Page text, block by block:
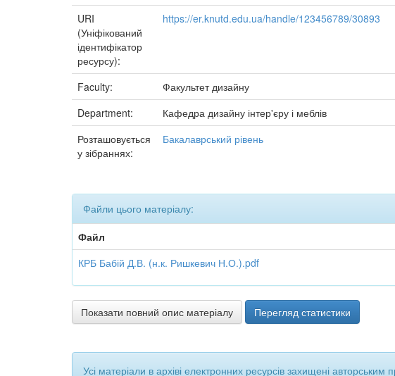
URI
(Уніфікований
ідентифікатор
ресурсу):
https://er.knutd.edu.ua/handle/123456789/30893
Faculty:
Факультет дизайну
Department:
Кафедра дизайну інтер'єру і меблів
Розташовується
у зібраннях:
Бакалаврський рівень
Файли цього матеріалу:
Файл
КРБ Бабій Д.В. (н.к. Ришкевич Н.О.).pdf
Показати повний опис матеріалу Перегляд статистики
Усі матеріали в архіві електронних ресурсів захищені авторським